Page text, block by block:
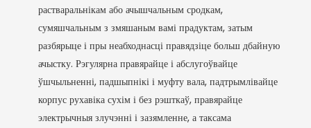
растваральнікам або ачышчальным сродкам,
сумяшчальным з змяшаным вамі прадуктам, затым
разбярыце і пры неабходнасці правядзіце больш дбайную
ачыстку. Рэгулярна правярайце і абслугоўвайце
ўшчыльненні, падшыпнікі і муфту вала, падтрымлівайце
корпус рухавіка сухім і без рэшткаў, правярайце
электрычныя злучэнні і зазямленне, а таксама